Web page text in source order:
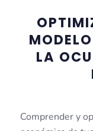
LA
Comprender y